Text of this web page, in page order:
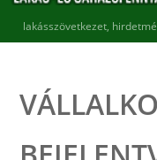
lakásszövetkezet,